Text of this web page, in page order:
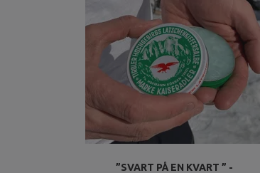
”SVART PÅ EN KVART ” -